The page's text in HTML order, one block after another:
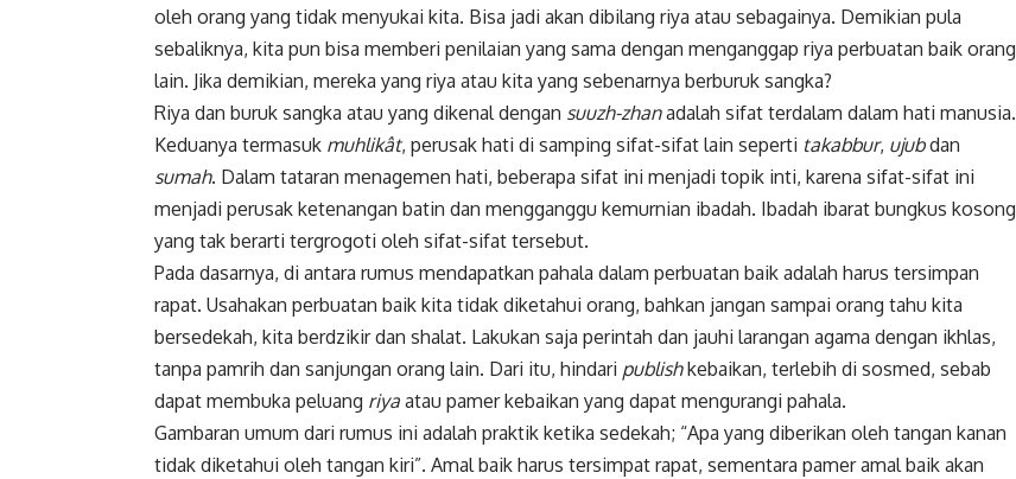
oleh orang yang tidak menyukai kita. Bisa jadi akan dibilang riya atau sebagainya. Demikian pula
sebaliknya, kita pun bisa memberi penilaian yang sama dengan menganggap riya perbuatan baik orang
lain. Jika demikian, mereka yang riya atau kita yang sebenarnya berburuk sangka?
Riya dan buruk sangka atau yang dikenal dengan suuzh-zhanadalah sifat terdalam dalam hati manusia.
Keduanya termasuk muhlikât, perusak hati di samping sifat-sifat lain seperti takabbur, ujubdan
sumah. Dalam tataran menagemen hati, beberapa sifat ini menjadi topik inti, karena sifat-sifat ini
menjadi perusak ketenangan batin dan mengganggu kemurnian ibadah. Ibadah ibarat bungkus kosong
yang tak berarti tergrogoti oleh sifat-sifat tersebut.
Pada dasarnya, di antara rumus mendapatkan pahala dalam perbuatan baik adalah harus tersimpan
rapat. Usahakan perbuatan baik kita tidak diketahui orang, bahkan jangan sampai orang tahu kita
bersedekah, kita berdzikir dan shalat. Lakukan saja perintah dan jauhi larangan agama dengan ikhlas,
tanpa pamrih dan sanjungan orang lain. Dari itu, hindari publishkebaikan, terlebih di sosmed, sebab
dapat membuka peluang riya atau pamer kebaikan yang dapat mengurangi pahala.
Gambaran umum dari rumus ini adalah praktik ketika sedekah; “Apa yang diberikan oleh tangan kanan
tidak diketahui oleh tangan kiri”. Amal baik harus tersimpat rapat, sementara pamer amal baik akan